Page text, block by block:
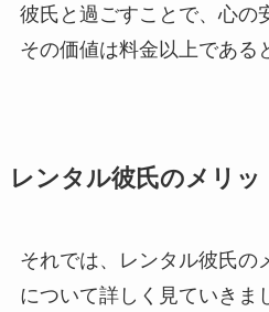
彼氏と過ごすことで、心の
その価値は料金以上である
レンタル彼氏のメリッ
それでは、レンタル彼氏の
について詳しく見ていきま